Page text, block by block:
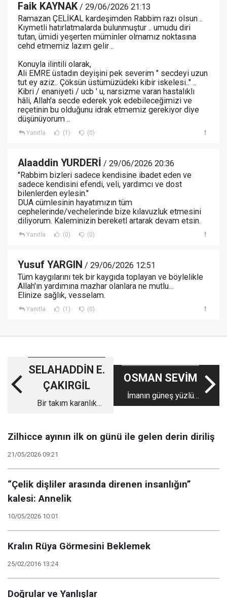
Faik KAYNAK/ 29/06/2026 21:13
Ramazan ÇELİKAL kardeşimden Rabbim razı olsun ..
Kıymetli hatırlatmalarda bulunmuştur .. umudu diri
tutan, ümidi yeşerten müminler olmamız noktasına
cehd etmemiz lazım gelir ..
Konuyla ilintili olarak,
Ali EMRE üstadın deyişini pek severim " secdeyi uzun
tut ey aziz.. Çöksün üstümüzüdeki kibir iskelesi.." ..
Kibri / enaniyeti / ucb ' u, narsizme varan hastalıklı
hâli, Allah'a secde ederek yok edebileceğimizi ve
reçetinin bu olduğunu idrak etmemiz gerekiyor diye
düşünüyorum ..
Yanıtla (1) (0)
Alaaddin YURDERİ / 29/06/2026 20:36
"Rabbim bizleri sadece kendisine ibadet eden ve
sadece kendisini efendi, veli, yardımcı ve dost
bilenlerden eylesin."
DUA cümlesinin hayatımızın tüm
cephelerinde/vechelerinde bize kılavuzluk etmesini
diliyorum. Kaleminizin bereketl artarak devam etsin.
Yanıtla (0) (0)
Yusuf YARGIN / 29/06/2026 12:51
Tüm kaygılarını tek bir kaygıda toplayan ve böylelikle
Allah'ın yardımına mazhar olanlara ne mutlu...
Elinize sağlık, vesselam.
Yanıtla (1) (0)
SELAHADDİN E.
ÇAKIRGİL
Bir takım karanlık
sanmak...
OSMAN SEVİM
İmanın güneş yüzlü
çocuğu: Aliya
“Hapishane notları”
Zilhicce ayının ilk on günü ile gelen derin diriliş
21/05/2026 09:21
“Çelik dişliler arasında direnen insanlığın”
kalesi: Annelik
10/05/2026 10:01
Kralın Rüya Görmesini Beklemek
25/02/2016 13:24
Doğrular ve Yanlışlar